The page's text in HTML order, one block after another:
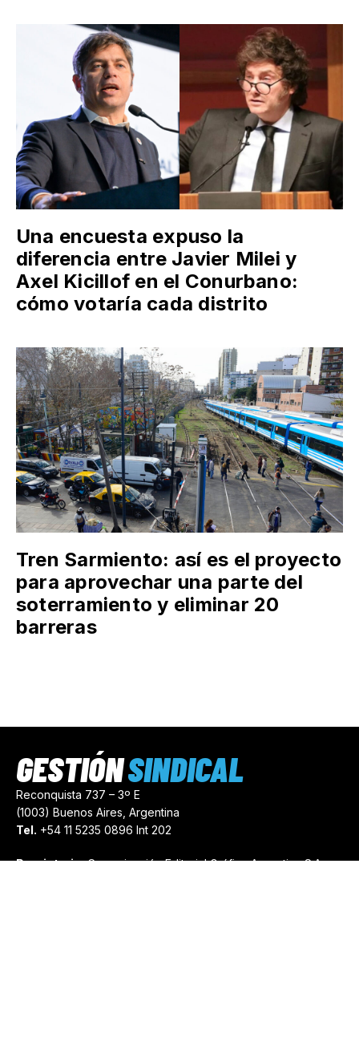
Una encuesta expuso la
diferencia entre Javier Milei y
Axel Kicillof en el Conurbano:
cómo votaría cada distrito
Tren Sarmiento: así es el proyecto
para aprovechar una parte del
soterramiento y eliminar 20
barreras
Reconquista 737 – 3º E
(1003) Buenos Aires, Argentina
Tel. +54 11 5235 0896 Int 202
Propietario:Comunicación Editorial Gráfica Argentina S.A.
GESTIÓNSINDICAL